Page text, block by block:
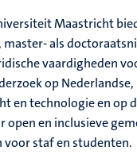
Maastricht
als
vaardigheden
op Nederlandse,
en technologie en op
en inclusieve
voor staf en studenten.